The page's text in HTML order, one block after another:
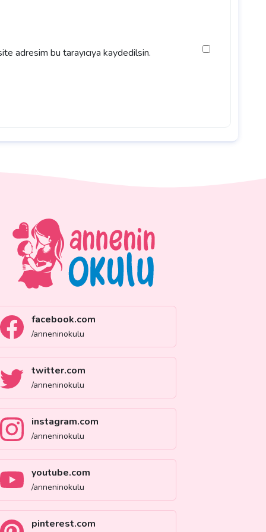
adresim bu tarayıcıya kaydedilsin.
facebook.com
/anneninokulu
twitter.com
/anneninokulu
instagram.com
/anneninokulu
youtube.com
/anneninokulu
pinterest.com